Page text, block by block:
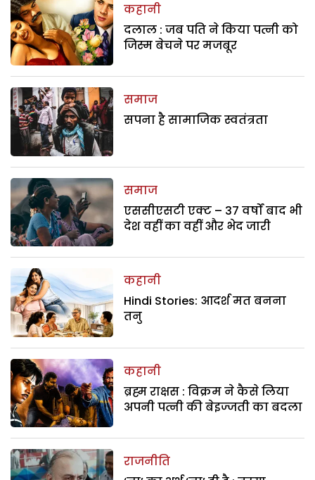
कहानी
दलाल : जब पति ने किया पत्नी को
जिस्म बेचने पर मजबूर
समाज
सपना है सामाजिक स्वतंत्रता
समाज
एससीएसटी एक्ट – 37 वर्षों बाद भी
देश वहीं का वहीं और भेद जारी
कहानी
Hindi Stories: आदर्श मत बनना
तनु
कहानी
ब्रह्म राक्षस : विक्रम ने कैसे लिया
अपनी पत्नी की बेइज्जती का बदला
राजनीति